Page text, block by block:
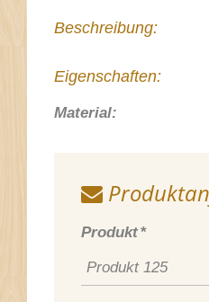
Beschreibung:
Eigenschaften:
Material:
Produkt*